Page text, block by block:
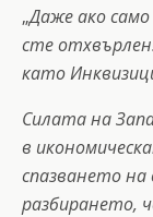
„Даже ако
сте
като
Силата на
в
спазването
разбирането,